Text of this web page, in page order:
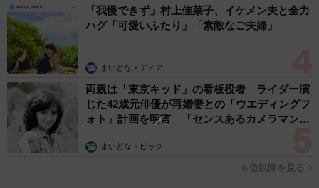
2/2
それぞれのメリットとデメリット※イメージ画像
「我慢できず」村上佳菜子、イケメン夫と全力
ハグ「可愛いふたり」「素敵なご夫婦」
まいどなメディア
両親は「東京キッド」の看板役者 ライダー演
じた42歳元俳優が再婚妻との「ウエディングフ
ォト」計画を明言 「センスあるカメラマン求
まいどなトピック
６位以降を見る